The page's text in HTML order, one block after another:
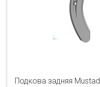
Подкова задняя Mustad